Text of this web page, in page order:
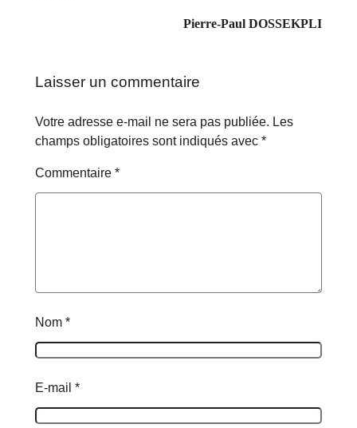
Pierre-Paul DOSSEKPLI
Laisser un commentaire
Votre adresse e-mail ne sera pas publiée. Les
champs obligatoires sont indiqués avec *
Commentaire *
Nom *
E-mail *